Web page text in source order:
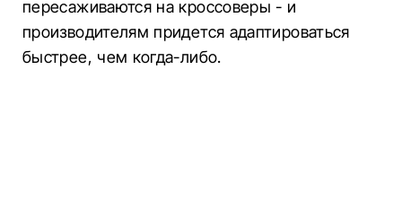
пересаживаются на кроссоверы - и
производителям придется адаптироваться
быстрее, чем когда-либо.